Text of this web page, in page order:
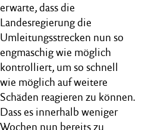
erwarte, dass die
Landesregierung die
Umleitungsstrecken nun so
engmaschig wie möglich
kontrolliert, um so schnell
wie möglich auf weitere
Schäden reagieren zu können.
Dass es innerhalb weniger
Wochen nun bereits zu